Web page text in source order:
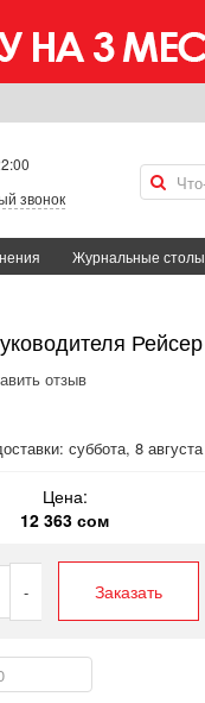
звонок
Журнальные столы
Рейсер
отзыв
суббота, 8 августа
Цена:
12 363 сом
- Заказать